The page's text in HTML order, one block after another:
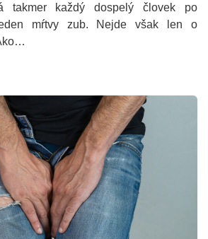
takmer každý dospelý človek po
mŕtvy zub. Nejde však len o